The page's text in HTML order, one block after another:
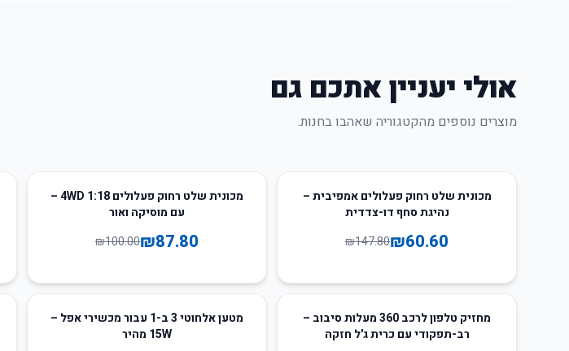
אולי יעניין אתכם גם
מוצרים נוספים מהקטגוריה שאהבו בחנות.
59
מכונית שלט רחוק פעלולים אמפיבית –
נהיגת סחף דו-צדדית
₪60.60
₪147.80
12
מכונית שלט רחוק פעלולים 4WD 1:18 –
עם מוסיקה ואור
₪87.80
₪100.00
52
מחזיק טלפון לרכב 360 מעלות סיבוב –
רב-תפקודי עם כרית ג'ל חזקה
50
מטען אלחוטי 3 ב-1 עבור מכשירי אפל –
15W מהיר